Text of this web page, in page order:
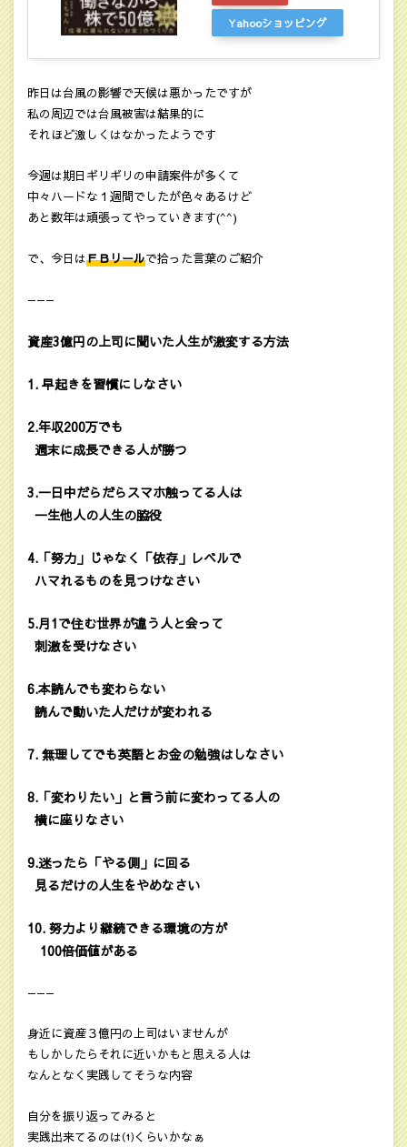
Yahooショッピング
昨日は台風の影響で天候は悪かったですが
私の周辺では台風被害は結果的に
それほど激しくはなかったようです
今週は期日ギリギリの申請案件が多くて
中々ハードな１週間でしたが色々あるけど
あと数年は頑張ってやっていきます(^^)
で、今日はＦＢリールで拾った言葉のご紹介
———
資産3億円の上司に聞いた人生が激変する方法
1. 早起きを習慣にしなさい
2.年収200万でも
週末に成長できる人が勝つ
3.一日中だらだらスマホ触ってる人は
一生他人の人生の脇役
4.「努力」じゃなく「依存」レベルで
ハマれるものを見つけなさい
5.月1で住む世界が違う人と会って
刺激を受けなさい
6.本読んでも変わらない
読んで動いた人だけが変われる
7. 無理してでも英語とお金の勉強はしなさい
8.「変わりたい」と言う前に変わってる人の
横に座りなさい
9.迷ったら「やる側」に回る
見るだけの人生をやめなさい
10. 努力より継続できる環境の方が
100倍価値がある
———
身近に資産３億円の上司はいませんが
もしかしたらそれに近いかもと思える人は
なんとなく実践してそうな内容
自分を振り返ってみると
実践出来てるのは⑴くらいかなぁ